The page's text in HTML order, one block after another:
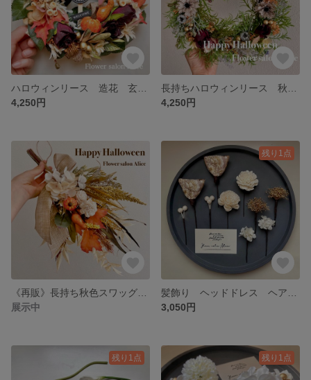
4,250円
4,250円
展示中
残り1点
3,050円
残り1点 残り1点